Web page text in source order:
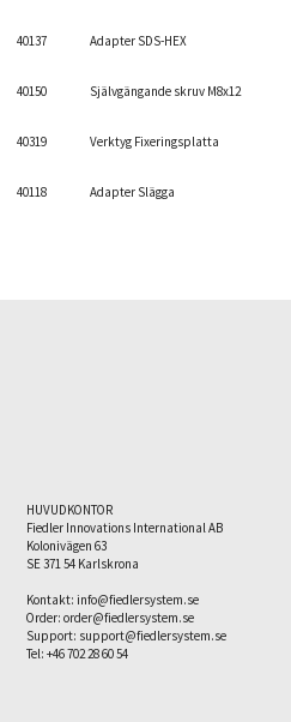
40118 Adapter Slägga
40137 Adapter SDS-HEX
40150 Självgängande skruv M8x12
40319 Verktyg Fixeringsplatta
HUVUDKONTOR
Fiedler Innovations International AB
Kolonivägen 63
SE 371 54 Karlskrona
Kontakt: info@fiedlersystem.se
Order:order@fiedlersystem.se
Support: support@fiedlersystem.se
Tel: +46 702 28 60 54